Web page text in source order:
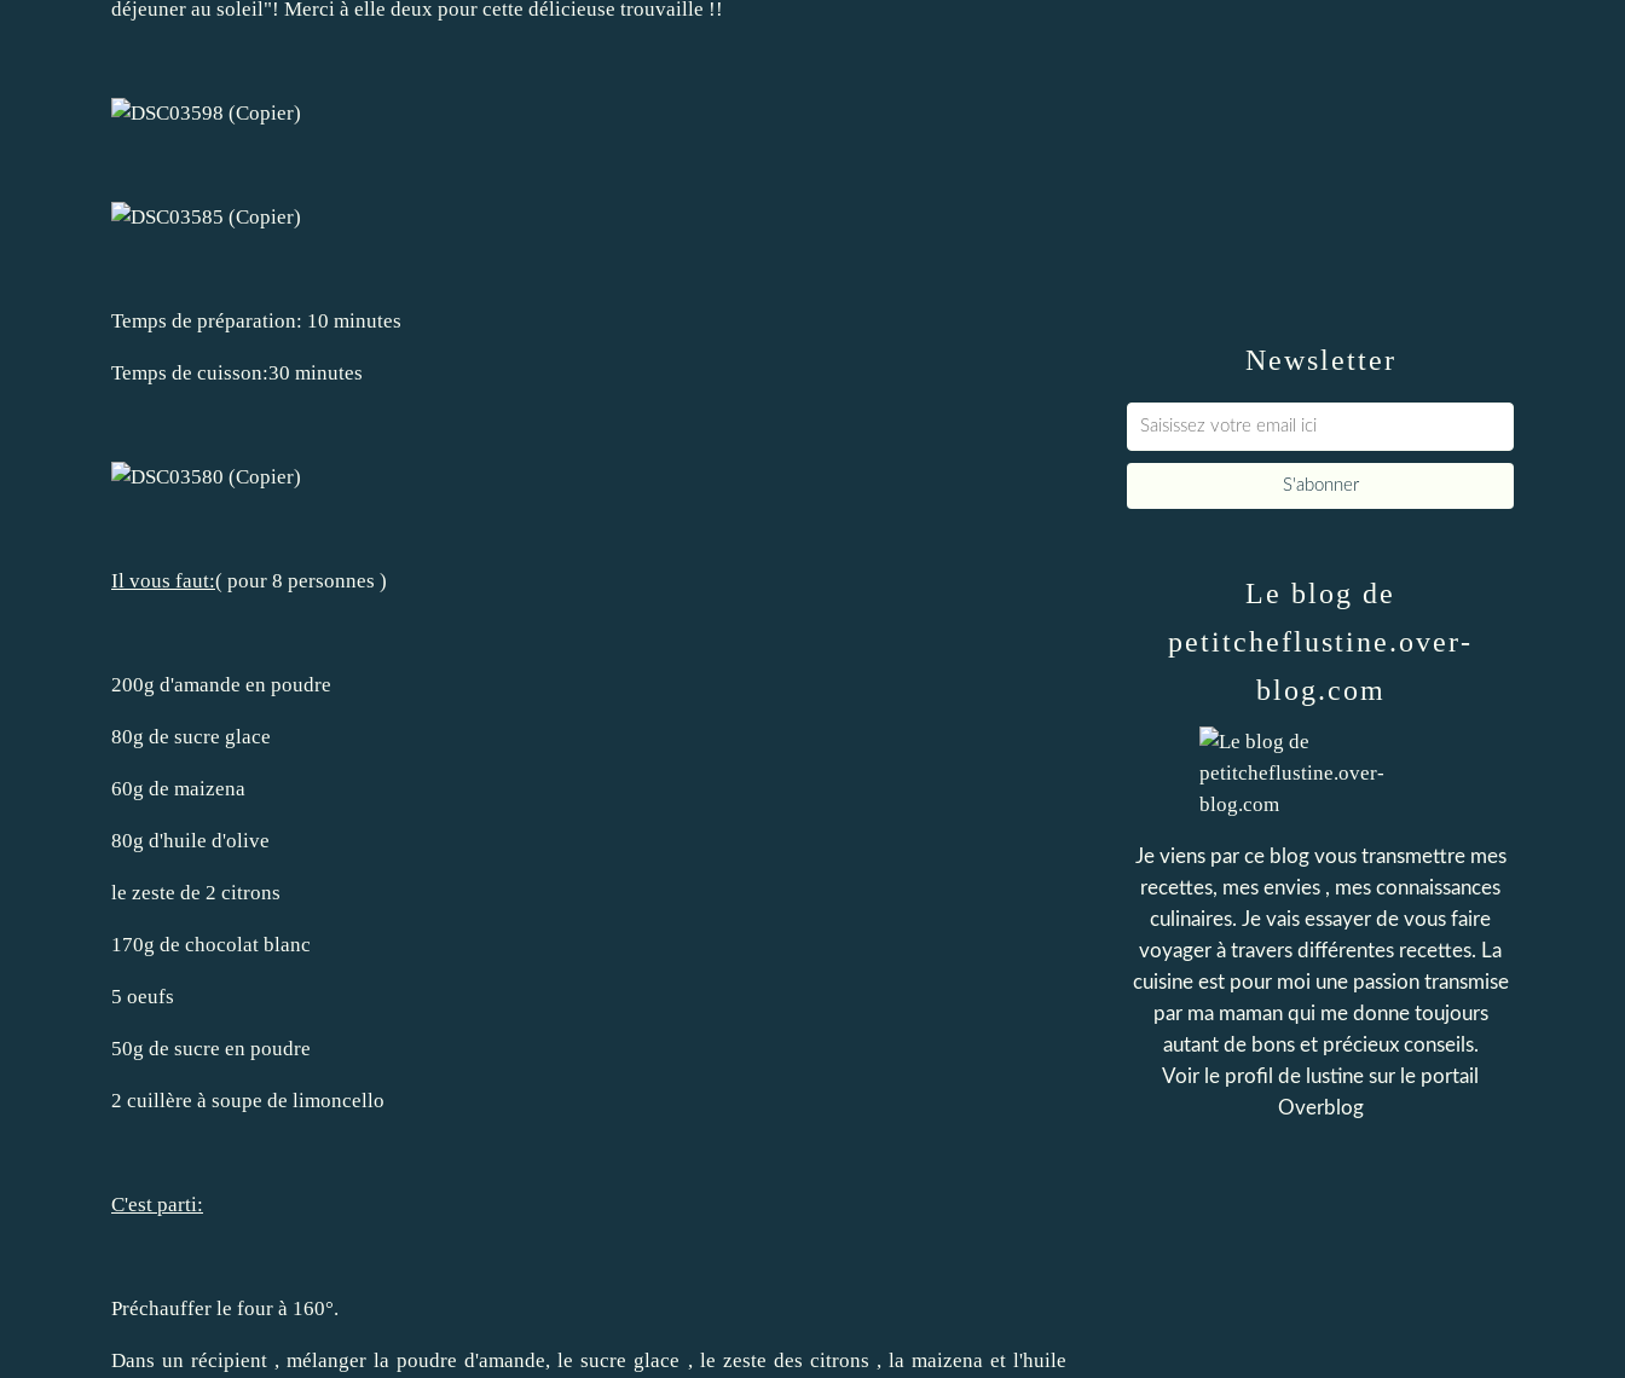
déjeuner au soleil"! Merci à elle deux pour cette délicieuse trouvaille !!
Temps de préparation: 10 minutes
Temps de cuisson:30 minutes
Il vous faut:( pour 8 personnes )
200g d'amande en poudre
80g de sucre glace
60g de maizena
80g d'huile d'olive
le zeste de 2 citrons
170g de chocolat blanc
5 oeufs
50g de sucre en poudre
2 cuillère à soupe de limoncello
C'est parti:
Préchauffer le four à 160°.
Dans un récipient , mélanger la poudre d'amande, le sucre glace , le zeste des citrons , la maizena et l'huile
Newsletter
Le blog de
petitcheflustine.over-
blog.com
Je viens par ce blog vous transmettre mes
recettes, mes envies , mes connaissances
culinaires. Je vais essayer de vous faire
voyager à travers différentes recettes. La
cuisine est pour moi une passion transmise
par ma maman qui me donne toujours
autant de bons et précieux conseils.
Voir le profil de lustine sur le portail
Overblog